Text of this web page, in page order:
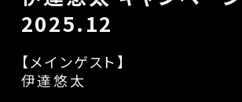
2025.12
【メインゲスト】
伊達悠太